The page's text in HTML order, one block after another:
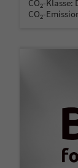
CO2-Klasse:
CO2-